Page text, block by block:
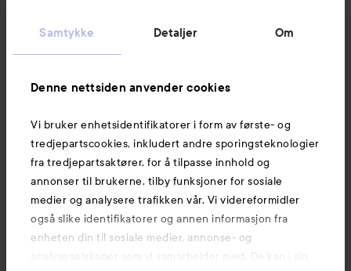
Samtykke Detaljer Om
Denne nettsiden anvender cookies
Vi bruker enhetsidentifikatorer i form av første- og
tredjepartscookies, inkludert andre sporingsteknologier
fra tredjepartsaktører, for å tilpasse innhold og
annonser til brukerne, tilby funksjoner for sosiale
medier og analysere trafikken vår. Vi videreformidler
også slike identifikatorer og annen informasjon fra
enheten din til sosiale medier, annonse- og
analyseselskaper som vi samarbeider med. De kan i sin
Kundeservice
Informasjon
Også av interesse